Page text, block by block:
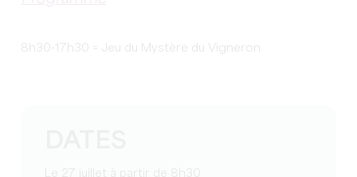
8h30-17h30 = Jeu du Mystère du Vigneron